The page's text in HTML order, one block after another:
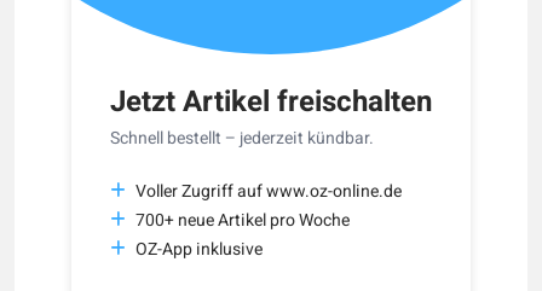
Jetzt Artikel freischalten
Schnell bestellt – jederzeit kündbar.
Voller Zugriff auf www.oz-online.de
700+ neue Artikel pro Woche
OZ-App inklusive